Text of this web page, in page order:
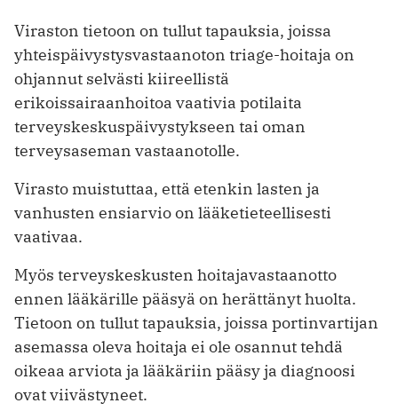
Viraston tietoon on tullut tapauksia, joissa
yhteispäivystysvastaanoton triage-hoitaja on
ohjannut selvästi kiireellistä
erikoissairaanhoitoa vaativia potilaita
terveyskeskuspäivystykseen tai oman
terveysaseman vastaanotolle.
Virasto muistuttaa, että etenkin lasten ja
vanhusten ensiarvio on lääketieteellisesti
vaativaa.
Myös terveyskeskusten hoitajavastaanotto
ennen lääkärille pääsyä on herättänyt huolta.
Tietoon on tullut tapauksia, joissa portinvartijan
asemassa oleva hoitaja ei ole osannut tehdä
oikeaa arviota ja lääkäriin pääsy ja diagnoosi
ovat viivästyneet.